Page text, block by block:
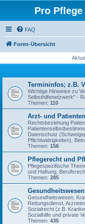
Pro
FAQ
Foren-Übersicht
Termininfos; z.B.
Wichtige Hinweise zu
Selbsthilfenetzwerk" -
Themen: 110
Arzt- und
Rechtsbeziehung
Datenschutz
Pflichtwidrigkeiten),
Themen: 156
Pflegerecht und
Pflegespezifische
und Haftung,
Themen: 285
Gesundheitswesen,
Rettungsdienst,
Sozialrecht (z.B.
Sozialhilfe und private
Themen: 435